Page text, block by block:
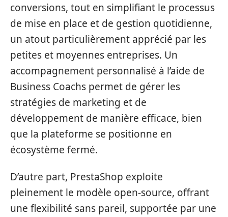
conversions, tout en simplifiant le processus
de mise en place et de gestion quotidienne,
un atout particulièrement apprécié par les
petites et moyennes entreprises. Un
accompagnement personnalisé à l’aide de
Business Coachs permet de gérer les
stratégies de marketing et de
développement de manière efficace, bien
que la plateforme se positionne en
écosystème fermé.
D’autre part, PrestaShop exploite
pleinement le modèle open-source, offrant
une flexibilité sans pareil, supportée par une